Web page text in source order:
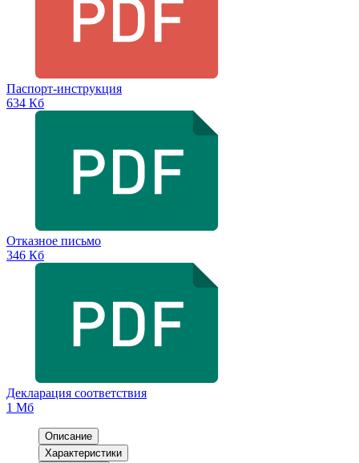
Паспорт-инструкция
634 Кб
Отказное письмо
346 Кб
Декларация соответствия
1 Мб
Описание
Характеристики